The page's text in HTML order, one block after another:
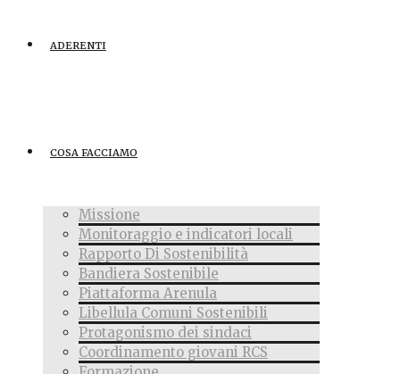
ADERENTI
COSA FACCIAMO
Missione
Monitoraggio e indicatori locali
Rapporto Di Sostenibilità
Bandiera Sostenibile
Piattaforma Arenula
Libellula Comuni Sostenibili
Protagonismo dei sindaci
Coordinamento giovani RCS